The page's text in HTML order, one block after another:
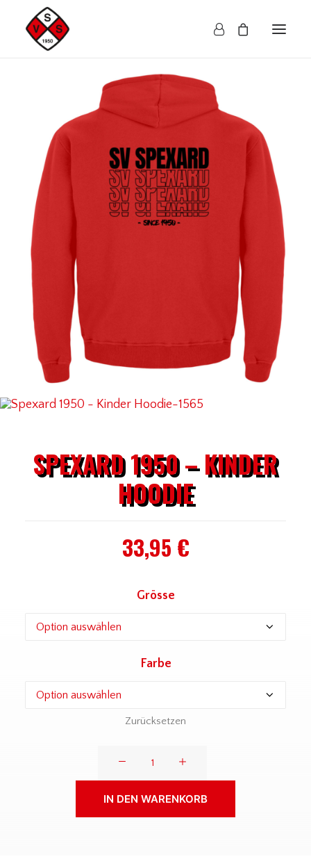
Herren
Damen
Kinder
Accessoires
SPEXARD 1950 – KINDER
HOODIE
33,95 €
Grösse
Farbe
Zurücksetzen
Spexard
1950
-
Kinder
IN DEN WARENKORB